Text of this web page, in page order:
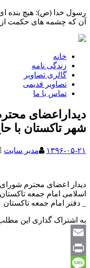
رسول خدا (ص): هیچ بنده
آن که چشمه های حکمت
خانه
زندگی نامه
گالری تصاویر
تصاویر قدیمی
تماس با ما
دیداراعضای
شهر تاکستان با
۱۳۹۶-۰۵-۲۱ مدیر سایت
دیدار اعضای محترم
اسلامی امام جمعه
_ دفتر امام جمعه تاکستان
به اشتراک گذاری این
Email
Print